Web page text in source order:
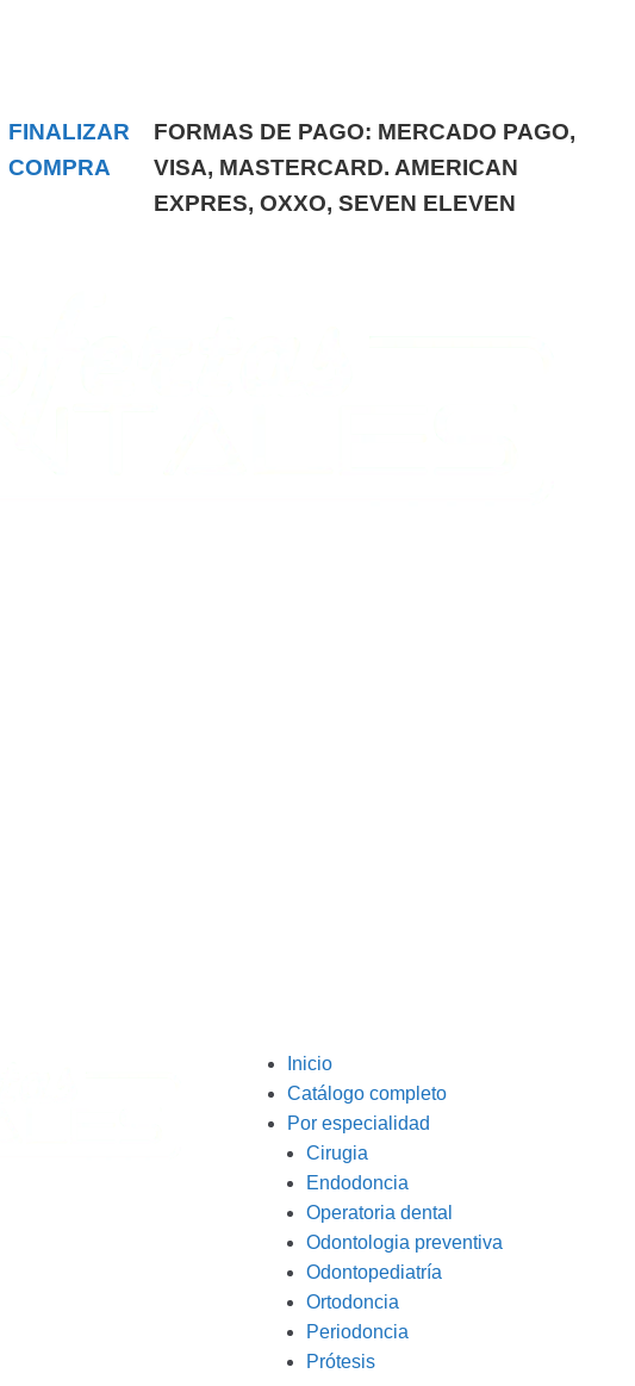
FINALIZAR
COMPRA
FORMAS DE PAGO: MERCADO PAGO,
VISA, MASTERCARD. AMERICAN
EXPRES, OXXO, SEVEN ELEVEN
Inicio
Catálogo completo
Por especialidad
Cirugia
Endodoncia
Operatoria dental
Odontologia preventiva
Odontopediatría
Ortodoncia
Periodoncia
Prótesis